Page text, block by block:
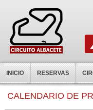
INICIO RESERVAS
CALENDARIO DE
0:00